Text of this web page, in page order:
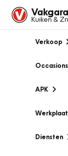
Kuiken & Zn
Verkoop
Occasions
APK
Diensten